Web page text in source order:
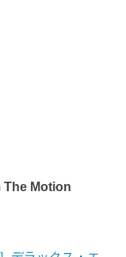
The Motion